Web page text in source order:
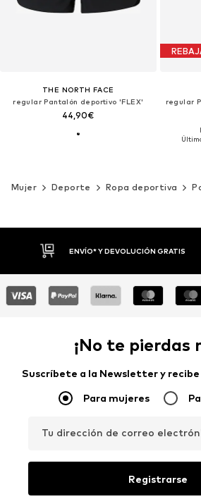
THE NORTH FACE
regular Pantalón deportivo 'FLEX'
44,90€
Mujer Deporte Ropa deportiva
DEVOLUCIONES HASTA 30 DÍAS
¡No te pierdas
Suscríbete a la Newsletter y
Para mujeres
Tu dirección de correo
Registrarse